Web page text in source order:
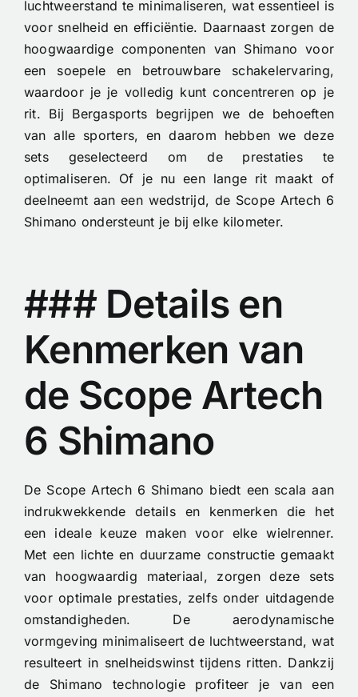
luchtweerstand te minimaliseren, wat essentieel is
voor snelheid en efficiëntie. Daarnaast zorgen de
hoogwaardige componenten van Shimano voor
een soepele en betrouwbare schakelervaring,
waardoor je je volledig kunt concentreren op je
rit. Bij Bergasports begrijpen we de behoeften
van alle sporters, en daarom hebben we deze
sets geselecteerd om de prestaties te
optimaliseren. Of je nu een lange rit maakt of
deelneemt aan een wedstrijd, de Scope Artech 6
Shimano ondersteunt je bij elke kilometer.
### Details en
Kenmerken van
de Scope Artech
6 Shimano
De Scope Artech 6 Shimano biedt een scala aan
indrukwekkende details en kenmerken die het
een ideale keuze maken voor elke wielrenner.
Met een lichte en duurzame constructie gemaakt
van hoogwaardig materiaal, zorgen deze sets
voor optimale prestaties, zelfs onder uitdagende
omstandigheden. De aerodynamische
vormgeving minimaliseert de luchtweerstand, wat
resulteert in snelheidswinst tijdens ritten. Dankzij
de Shimano technologie profiteer je van een